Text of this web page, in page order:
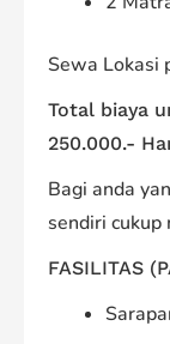
Sewa Lokasi
Total biaya
250.000.-
Bagi anda
sendiri cukup
FASILITAS